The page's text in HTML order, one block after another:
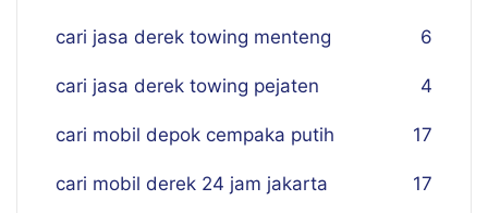
cari jasa derek towing menteng 6
cari jasa derek towing pejaten 4
cari mobil depok cempaka putih 17
cari mobil derek 24 jam jakarta 17